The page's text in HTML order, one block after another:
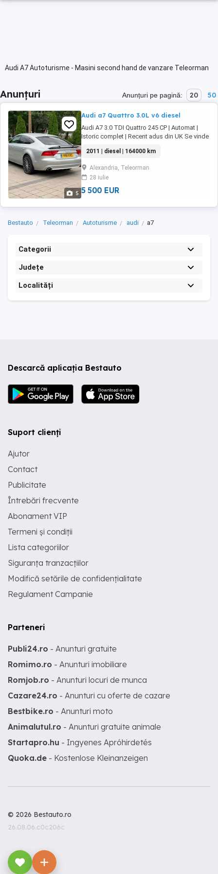
Audi A7 Autoturisme - Masini second hand de vanzare Teleorman
Anunțuri Anunțuri pe pagină: 20 50
5
Audi a7 Quattro 3.0L v6 diesel
Audi A7 3.0 TDI Quattro 245 CP | Automat |
Istoric complet | Recent adus din UK Se vinde
automată, în stare foarte bună atât mecanic,
cât și estetic. Mașina este recent adusă din
Marea Britanie, cu istoric complet de service
și toate actele la zi. Detalii: * ...
2011 | diesel | 164000 km
Alexandria, Teleorman
28 iulie
5 500 EUR
Bestauto Teleorman Autoturisme audi a7
Categorii
Județe
Localități
Descarcă aplicația Bestauto
Suport clienți
Ajutor
Contact
Publicitate
Întrebări frecvente
Abonament VIP
Termeni și condiții
Lista categoriilor
Siguranța tranzacțiilor
Modifică setările de confidențialitate
Regulament Campanie
Parteneri
Publi24.ro - Anunturi gratuite
Romimo.ro - Anunturi imobiliare
Romjob.ro - Anunturi locuri de munca
Cazare24.ro - Anunturi cu oferte de cazare
Bestbike.ro - Anunturi moto
Animalutul.ro - Anunturi gratuite animale
Startapro.hu - Ingyenes Apróhirdetés
Quoka.de - Kostenlose Kleinanzeigen
© 2026 Bestauto.ro
26.08.06.c0c206c